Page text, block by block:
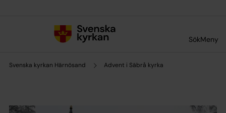
SökMeny
Svenska kyrkan Härnösand Advent i Säbrå kyrka